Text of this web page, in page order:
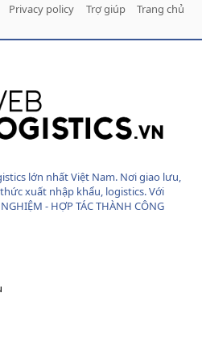
Privacy policy Trợ giúp Trang chủ
lớn nhất Việt Nam. Nơi giao lưu,
xuất nhập khẩu, logistics. Với
- HỢP TÁC THÀNH CÔNG